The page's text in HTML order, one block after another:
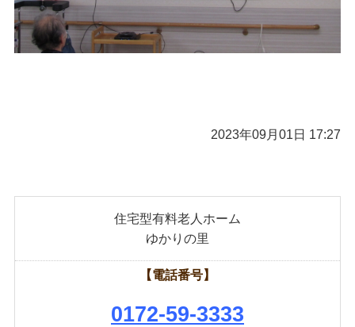
2023年09月01日 17:27
住宅型有料老人ホーム
ゆかりの里
【電話番号】
0172-59-3333